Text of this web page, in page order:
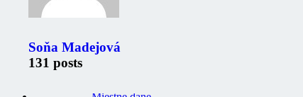
Soňa Madejová
131 posts
Ochrana osobných údajov
Stavebný úrad
Osvedčovanie podpisov
Mestská knižnica